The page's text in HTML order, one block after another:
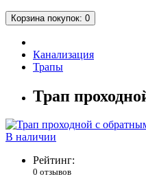
Корзина покупок: 0
Канализация
Трапы
Трап
В наличии
Рейтинг:
0 отзывов